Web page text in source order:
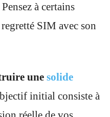
à certains
SIM avec son
une solide
initial consiste à